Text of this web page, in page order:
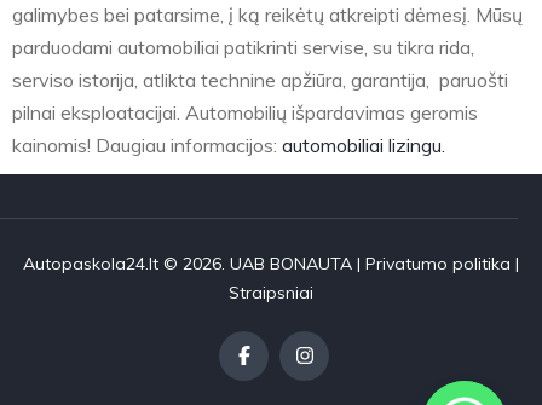
galimybes bei patarsime, į ką reikėtų atkreipti dėmesį. Mūsų
parduodami automobiliai patikrinti servise, su tikra rida,
serviso istorija, atlikta technine apžiūra, garantija, paruošti
pilnai eksploatacijai. Automobilių išpardavimas geromis
kainomis! Daugiau informacijos: automobiliai lizingu.
Autopaskola24.lt © 2026. UAB BONAUTA | Privatumo politika |
Straipsniai